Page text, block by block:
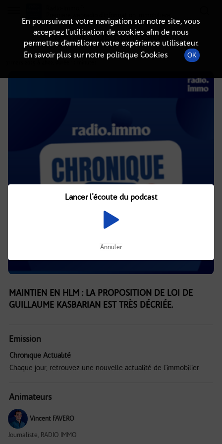
DÉTAILS DE L'ÉMISSION
MAINTIEN EN HLM : LA PROPOSITION DE LOI DE
GUILLAUME KASBARIAN EST TRÈS DÉCRIÉE.
Emission
Chronique Actualité
Chaque jour, retrouvez une nouvelle actualité de l'immobilier
Animateurs
Vincent FAVERO
Journaliste, RADIO IMMO
En poursuivant votre navigation sur notre site, vous
acceptez l’utilisation de cookies afin de nous
permettre d’améliorer votre expérience utilisateur.
En savoir plus sur notre politique Cookies
OK
Lancer l'écoute du podcast
Annuler